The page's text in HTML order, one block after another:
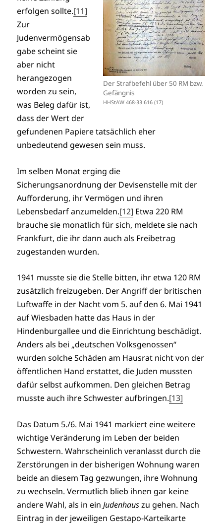
Der Strafbefehl über 50 RM bzw.
Gefängnis
HHStAW 468-33 616 (17)
erfolgen sollte.[11]
Zur
Judenvermögensab
gabe scheint sie
aber nicht
herangezogen
worden zu sein,
was Beleg dafür ist,
dass der Wert der
gefundenen Papiere tatsächlich eher
unbedeutend gewesen sein muss.
Im selben Monat erging die
Sicherungsanordnung der Devisenstelle mit der
Aufforderung, ihr Vermögen und ihren
Lebensbedarf anzumelden.[12] Etwa 220 RM
brauche sie monatlich für sich, meldete sie nach
Frankfurt, die ihr dann auch als Freibetrag
zugestanden wurden.
1941 musste sie die Stelle bitten, ihr etwa 120 RM
zusätzlich freizugeben. Der Angriff der britischen
Luftwaffe in der Nacht vom 5. auf den 6. Mai 1941
auf Wiesbaden hatte das Haus in der
Hindenburgallee und die Einrichtung beschädigt.
Anders als bei „deutschen Volksgenossen“
wurden solche Schäden am Hausrat nicht von der
öffentlichen Hand erstattet, die Juden mussten
dafür selbst aufkommen. Den gleichen Betrag
musste auch ihre Schwester aufbringen.[13]
Das Datum 5./6. Mai 1941 markiert eine weitere
wichtige Veränderung im Leben der beiden
Schwestern. Wahrscheinlich veranlasst durch die
Zerstörungen in der bisherigen Wohnung waren
beide an diesem Tag gezwungen, ihre Wohnung
zu wechseln. Vermutlich blieb ihnen gar keine
andere Wahl, als in einJudenhauszu gehen. Nach
Eintrag in der jeweiligen Gestapo-Karteikarte